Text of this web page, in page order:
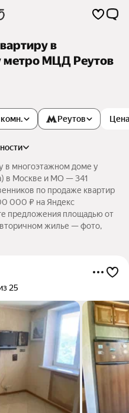
в
метро МЦД Реутов
комн. Реутов
в многоэтажном доме у
в Москве и МО — 341
по продаже квартир
000 ₽ на Яндекс
предложения площадью от
вторичном жилье — фото,
25